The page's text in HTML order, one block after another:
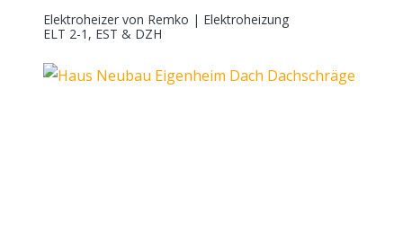
Elektroheizer von Remko | Elektroheizung
ELT 2-1, EST & DZH